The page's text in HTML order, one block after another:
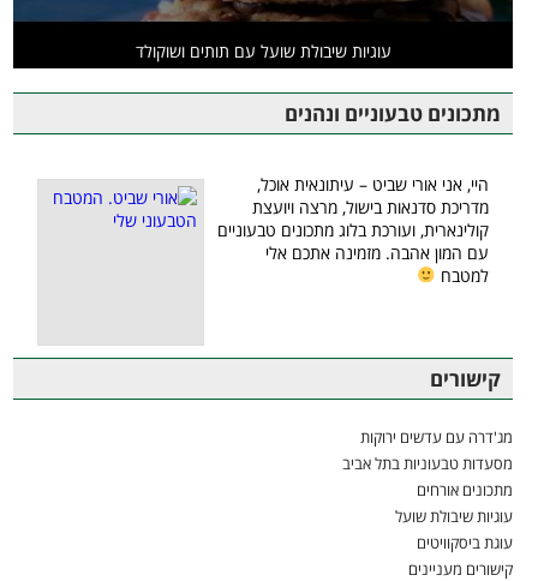
עוגיות שיבולת שועל עם תותים ושוקולד
מתכונים טבעוניים ונהנים
היי, אני אורי שביט – עיתונאית אוכל,
מדריכת סדנאות בישול, מרצה ויועצת
קולינארית, ועורכת בלוג מתכונים טבעוניים
עם המון אהבה. מזמינה אתכם אלי
למטבח
קישורים
מג'דרה עם עדשים ירוקות
מסעדות טבעוניות בתל אביב
מתכונים אורחים
עוגיות שיבולת שועל
עוגת ביסקוויטים
קישורים מעניינים